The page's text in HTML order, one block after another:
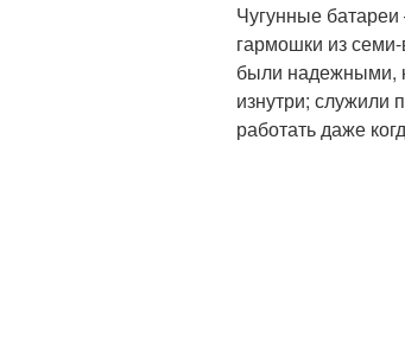
Чугунные
гармошки из
были надежными,
изнутри; служили
работать даже